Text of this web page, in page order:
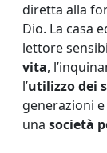
diretta alla
Dio. La casa
lettore
vita,
l’utilizzo dei
generazioni
una società